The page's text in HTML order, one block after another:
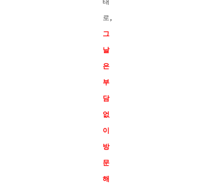
로,
그
날
은
부
담
없
이
방
문
해